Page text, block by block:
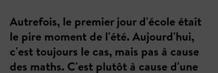
Autrefois, le premier jour d'école était
le pire moment de l'été. Aujourd'hui,
c'est toujours le cas, mais pas à cause
des maths. C'est plutôt à cause d'une